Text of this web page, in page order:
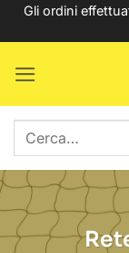
SaltaGli ordini
Cerca: